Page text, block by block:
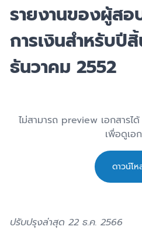
รายงานของผู้ส
การเงินสำหรับปี
ธันวาคม 2552
ไม่สามารถ preview เอกสาร
เพื่อดูเอ
ดาวน์โ
ปรับปรุงล่าสุด 22 ธ.ค. 2566